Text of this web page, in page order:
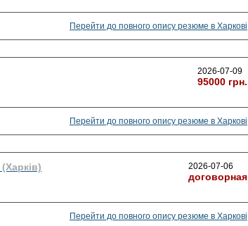
Перейти до повного опису резюме в Харкові
2026-07-09
95000 грн.
Перейти до повного опису резюме в Харкові
(Харків) 2026-07-06
договорная
Перейти до повного опису резюме в Харкові